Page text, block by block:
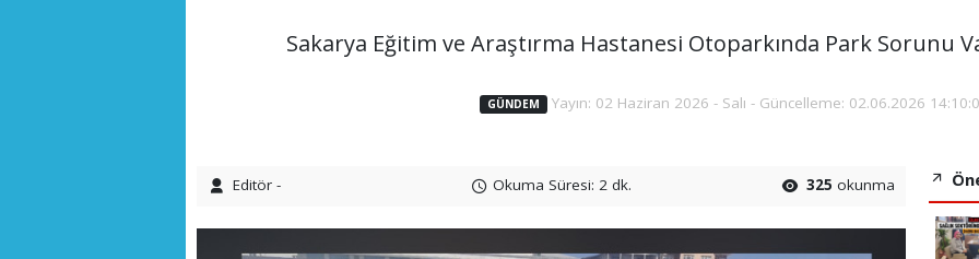
Sakarya Eğitim ve Araştırma Hastanesi Otoparkında Park Sorunu
GÜNDEM Yayın: 02 Haziran 2026 - Salı - Güncelleme: 02.06.2026
Editör - Okuma Süresi: 2 dk. 325 okunma